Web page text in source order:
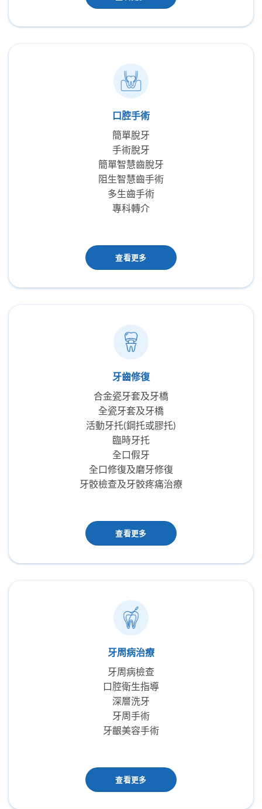
口腔手術
簡單脫牙
手術脫牙
簡單智慧齒脫牙
阻生智慧齒手術
多生齒手術
專科轉介
查看更多
牙齒修復
合金瓷牙套及牙橋
全瓷牙套及牙橋
活動牙托(鋼托或膠托)
臨時牙托
全口假牙
全口修復及磨牙修復
牙骹檢查及牙骹疼痛治療
查看更多
牙周病治療
牙周病檢查
口腔衛生指導
深層洗牙
牙周手術
牙齦美容手術
查看更多